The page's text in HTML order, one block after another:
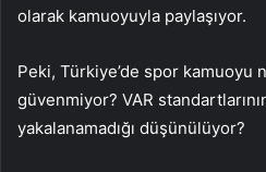
olarak kamuoyuyla paylaşıyor.
Peki, Türkiye’de spor kamuoyu
güvenmiyor? VAR
yakalanamadığı düşünülüyor?